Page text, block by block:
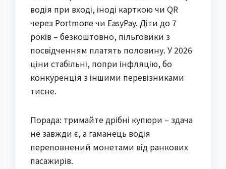
водія при вході, іноді карткою чи QR
через Portmone чи EasyPay. Діти до 7
років – безкоштовно, пільговики з
посвідченням платять половину. У 2026
ціни стабільні, попри інфляцію, бо
конкуренція з іншими перевізниками
тисне.
Порада: тримайте дрібні купюри – здача
не завжди є, а гаманець водія
переповнений монетами від ранкових
пасажирів.